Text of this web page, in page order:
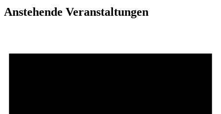
Anstehende Veranstaltungen